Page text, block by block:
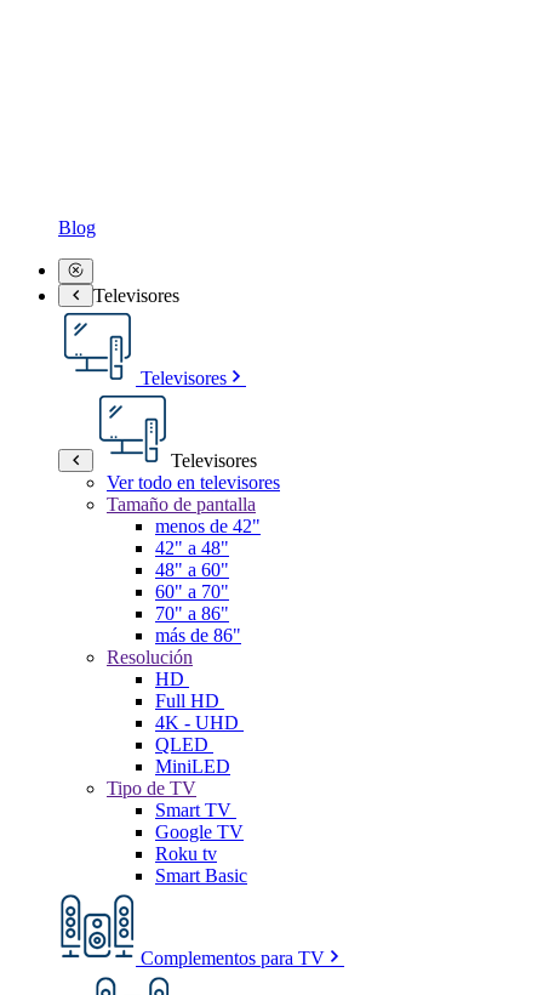
Blog
Televisores
Televisores
Televisores
Ver todo en televisores
Tamaño de pantalla
menos de 42"
42" a 48"
48" a 60"
60" a 70"
70" a 86"
más de 86"
Resolución
HD
Full HD
4K - UHD
QLED
MiniLED
Tipo de TV
Smart TV
Google TV
Roku tv
Smart Basic
Complementos para TV